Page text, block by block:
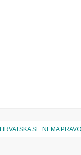
HRVATSKA SE NEMA